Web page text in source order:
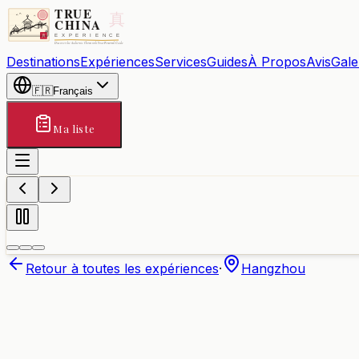
DestinationsExpériencesServicesGuidesÀ ProposAvis
🇫🇷Français
Ma liste
Retour à toutes les expériences· Hangzhou